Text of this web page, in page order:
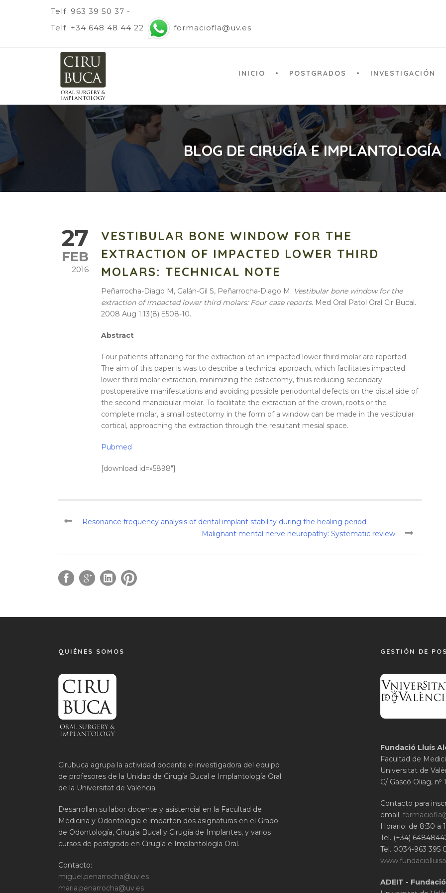
Telf. 963 39 50 37 -
Telf. +34 648 48 44 22
formaciofla@uv.es
INICIO POSTGRADOS INVESTIGACIÓN
BLOG DE CIRUGÍA E
27
FEB
2016
VESTIBULAR BONE WINDOW FOR THE
EXTRACTION OF IMPACTED LOWER THIRD
MOLARS: TECHNICAL NOTE
Peñarrocha-Diago M, Galán-Gil S, Peñarrocha-Diago M. Vestibular bone window for the
extraction of impacted lower third molars: Four case reports. Med Oral Patol Oral Cir Bucal.
2008 Aug 1;13(8):E508-10.
Abstract
Four patients attending for the extraction of an impacted lower third molar are reported.
The aim of this paper is was to describe a technical approach, which facilitates impacted
lower third molar extraction, minimizing the ostectomy, thus reducing secondary
postoperative manifestations and avoiding possible periodontal defects on the distal side of
the second mandibular molar. To facilitate the extraction of the crown, roots or the
complete molar, a small ostectomy in the form of a window can be made in the vestibular
cortical, approaching the extraction through the resultant mesial space.
Pubmed
[download id=»5898″]
Resonance frequency analysis of dental implant stability during the healing period
Malignant mental nerve neuropathy: Systematic review
QUIÉNES SOMOS
Cirubuca agrupa la actividad docente e investigadora del equipo
de profesores de la Unidad de Cirugía Bucal e Implantología Oral
de la Universitat de València.
Desarrollan su labor docente y asistencial en la Facultad de
Medicina y Odontología e imparten dos asignaturas en el Grado
de Odontología, Cirugía Bucal y Cirugía de Implantes, y varios
cursos de postgrado en Cirugía e Implantología Oral.
Contacto:
miguel.penarrocha@uv.es
maria.penarrocha@uv.es
GESTIÓN DE
Fundació Lluís
Facultad de
Universitat de
C/ Gascó Oliag, nº
Contacto para
email:
Horario: de 8:30 a
Tel. (+34)
Tel. 0034-963 395
ADEIT -